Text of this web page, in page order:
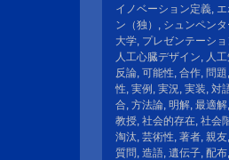
イノベーション定義,
ン（独） , シュンペンタ
大学, プレゼンテーシ
人工心臓デザイン, 人
反論, 可能性, 合作, 問題,
性, 実例 , 実況, 実装, 対
合, 方法論, 明解, 最適解,
教授, 社会的存在, 社会
淘汰, 芸術性, 著者, 親友,
質問, 造語, 遺伝子, 配布,